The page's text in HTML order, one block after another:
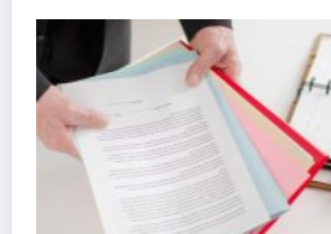
Полезное